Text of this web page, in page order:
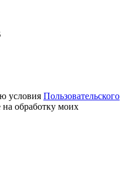
условия Пользовательского
на обработку моих